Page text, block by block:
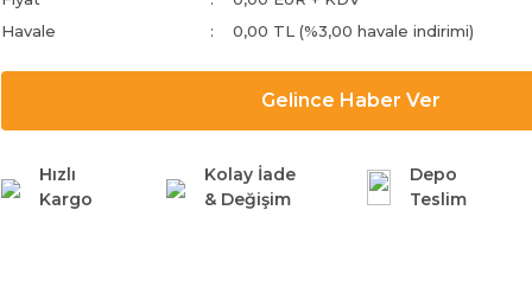
Havale
0,00 TL (%3,00 havale indirimi)
Gelince Haber Ver
Hızlı
Kargo
Kolay İade
& Değişim
Depo
Teslim